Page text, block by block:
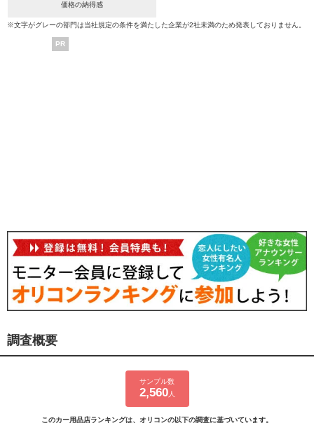
価格の納得感
※文字がグレーの部門は当社規定の条件を満たした企業が2社未満のため発表しておりません。
PR
調査概要
サンプル数
2,560人
このカー用品店ランキングは、オリコンの以下の調査に基づいています。